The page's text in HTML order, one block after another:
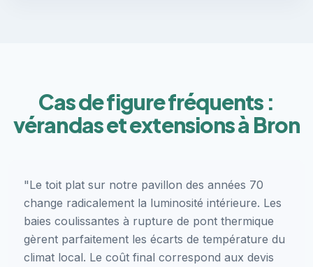
Cas de figure fréquents :
vérandas et extensions à Bron
"Le toit plat sur notre pavillon des années 70
change radicalement la luminosité intérieure. Les
baies coulissantes à rupture de pont thermique
gèrent parfaitement les écarts de température du
climat local. Le coût final correspond aux devis